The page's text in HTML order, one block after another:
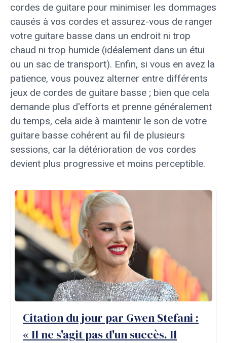
cordes de guitare pour minimiser les dommages
causés à vos cordes et assurez-vous de ranger
votre guitare basse dans un endroit ni trop
chaud ni trop humide (idéalement dans un étui
ou un sac de transport). Enfin, si vous en avez la
patience, vous pouvez alterner entre différents
jeux de cordes de guitare basse ; bien que cela
demande plus d'efforts et prenne généralement
du temps, cela aide à maintenir le son de votre
guitare basse cohérent au fil de plusieurs
sessions, car la détérioration de vos cordes
devient plus progressive et moins perceptible.
Citation du jour par Gwen Stefani :
« Il ne s'agit pas d'un succès. Il